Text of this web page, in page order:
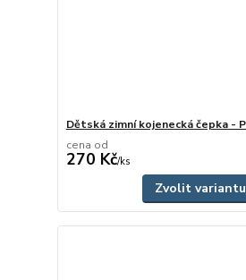
Dětská zimní kojenecká čepka -
cena od
270 Kč/ks
Zvolit variantu